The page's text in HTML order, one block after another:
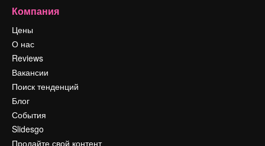
Компания
Цены
О нас
Reviews
Вакансии
Поиск тенденций
Блог
События
Slidesgo
Продайте свой контент